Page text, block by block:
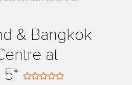
& Bangkok
at